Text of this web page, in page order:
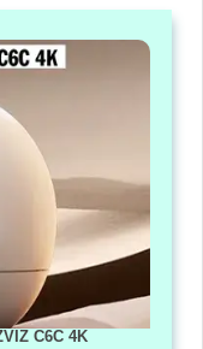
C6C 4K